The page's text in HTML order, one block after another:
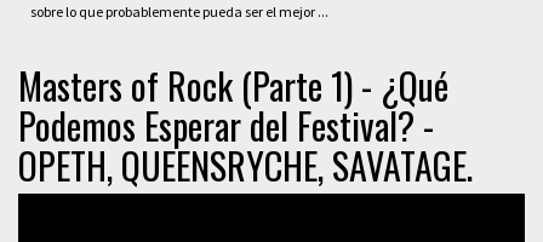
sobre lo que probablemente pueda ser el mejor ...
Masters of Rock (Parte 1) - ¿Qué
Podemos Esperar del Festival? -
OPETH, QUEENSRYCHE, SAVATAGE.